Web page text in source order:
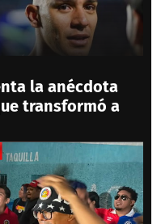
la anécdota
transformó a